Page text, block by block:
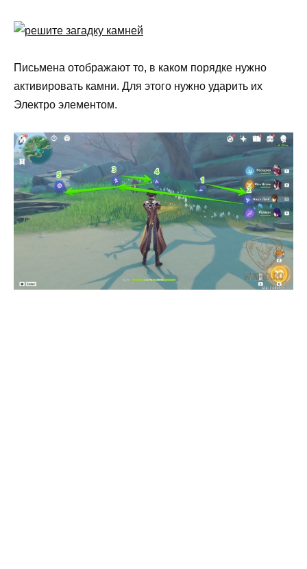
Письмена отображают то, в каком порядке нужно
активировать камни. Для этого нужно ударить их
Электро элементом.